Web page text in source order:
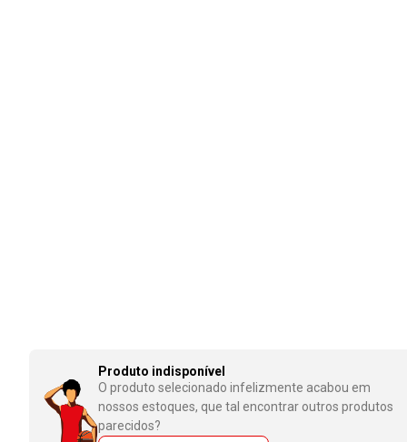
Produto indisponível
O produto selecionado infelizmente acabou em
nossos estoques, que tal encontrar outros produtos
parecidos?